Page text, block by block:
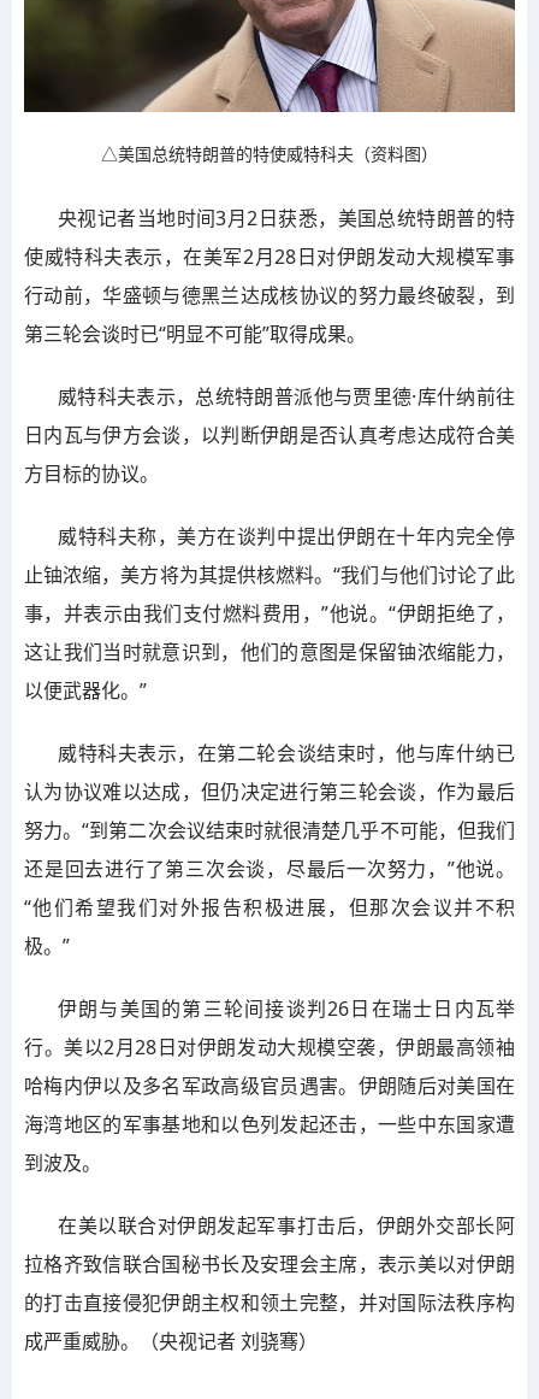
△美国总统特朗普的特使威特科夫（资料图）
央视记者当地时间3月2日获悉，美国总统特朗普的特
使威特科夫表示，在美军2月28日对伊朗发动大规模军事
行动前，华盛顿与德黑兰达成核协议的努力最终破裂，到
第三轮会谈时已“明显不可能”取得成果。
威特科夫表示，总统特朗普派他与贾里德·库什纳前往
日内瓦与伊方会谈，以判断伊朗是否认真考虑达成符合美
方目标的协议。
威特科夫称，美方在谈判中提出伊朗在十年内完全停
止铀浓缩，美方将为其提供核燃料。“我们与他们讨论了此
事，并表示由我们支付燃料费用，”他说。“伊朗拒绝了，
这让我们当时就意识到，他们的意图是保留铀浓缩能力，
以便武器化。”
威特科夫表示，在第二轮会谈结束时，他与库什纳已
认为协议难以达成，但仍决定进行第三轮会谈，作为最后
努力。“到第二次会议结束时就很清楚几乎不可能，但我们
还是回去进行了第三次会谈，尽最后一次努力，”他说。
“他们希望我们对外报告积极进展，但那次会议并不积
极。”
伊朗与美国的第三轮间接谈判26日在瑞士日内瓦举
行。美以2月28日对伊朗发动大规模空袭，伊朗最高领袖
哈梅内伊以及多名军政高级官员遇害。伊朗随后对美国在
海湾地区的军事基地和以色列发起还击，一些中东国家遭
到波及。
在美以联合对伊朗发起军事打击后，伊朗外交部长阿
拉格齐致信联合国秘书长及安理会主席，表示美以对伊朗
的打击直接侵犯伊朗主权和领土完整，并对国际法秩序构
成严重威胁。（央视记者 刘骁骞）